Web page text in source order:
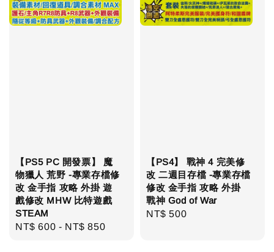
【PS5 PC 開發票】 魔
物獵人 荒野 -專業存檔修
改 金手指 攻略 外掛 遊
戲修改 MHW 比特遊戲
STEAM
Regular
NT$ 600 - NT$ 850
【PS4】 戰神 4 完美修
改 二週目存檔 -專業存檔
修改 金手指 攻略 外掛
戰神 God of War
Regular
NT$ 500